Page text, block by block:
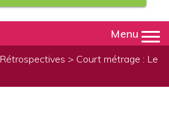
Menu
Rétrospectives > Court métrage : Le